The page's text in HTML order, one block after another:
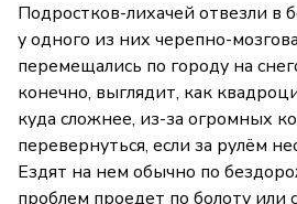
Подростков-лихачей отвезли в
у одного из них черепно-
перемещались по городу на
конечно, выглядит, как
куда сложнее, из-за огромных
перевернуться, если за рулём
Ездят на нем обычно по
проблем проедет по болоту или